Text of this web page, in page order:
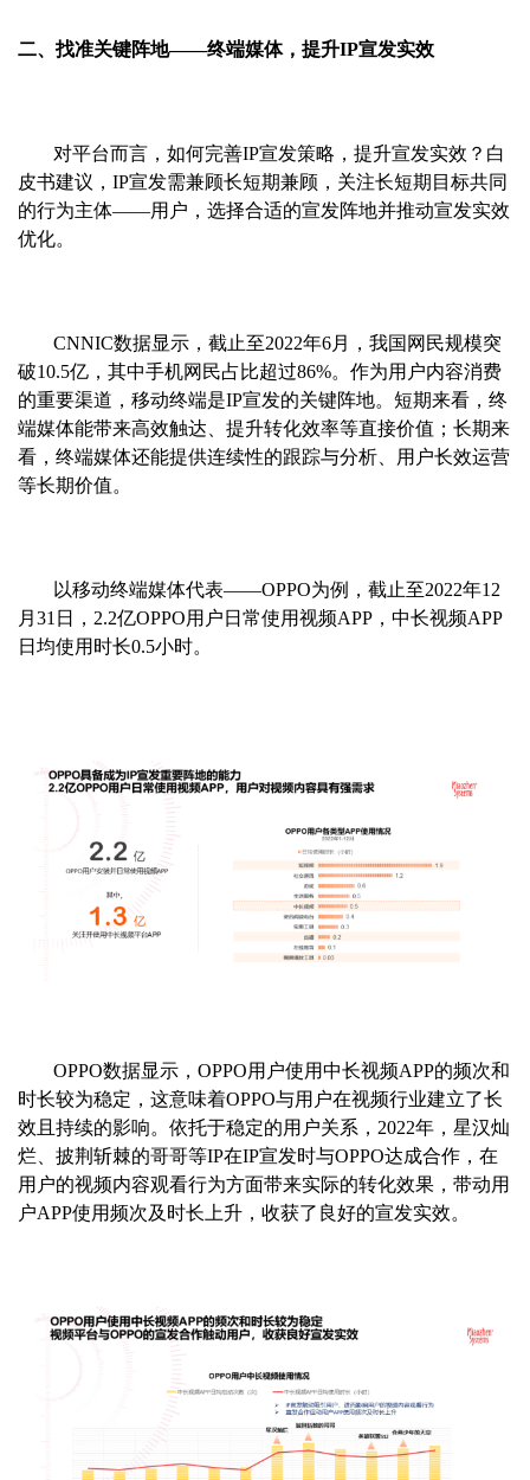
二、找准关键阵地——终端媒体，提升IP宣发实效
对平台而言，如何完善IP宣发策略，提升宣发实效？白
皮书建议，IP宣发需兼顾长短期兼顾，关注长短期目标共同
的行为主体——用户，选择合适的宣发阵地并推动宣发实效
优化。
CNNIC数据显示，截止至2022年6月，我国网民规模突
破10.5亿，其中手机网民占比超过86%。作为用户内容消费
的重要渠道，移动终端是IP宣发的关键阵地。短期来看，终
端媒体能带来高效触达、提升转化效率等直接价值；长期来
看，终端媒体还能提供连续性的跟踪与分析、用户长效运营
等长期价值。
以移动终端媒体代表——OPPO为例，截止至2022年12
月31日，2.2亿OPPO用户日常使用视频APP，中长视频APP
日均使用时长0.5小时。
OPPO数据显示，OPPO用户使用中长视频APP的频次和
时长较为稳定，这意味着OPPO与用户在视频行业建立了长
效且持续的影响。依托于稳定的用户关系，2022年，星汉灿
烂、披荆斩棘的哥哥等IP在IP宣发时与OPPO达成合作，在
用户的视频内容观看行为方面带来实际的转化效果，带动用
户APP使用频次及时长上升，收获了良好的宣发实效。